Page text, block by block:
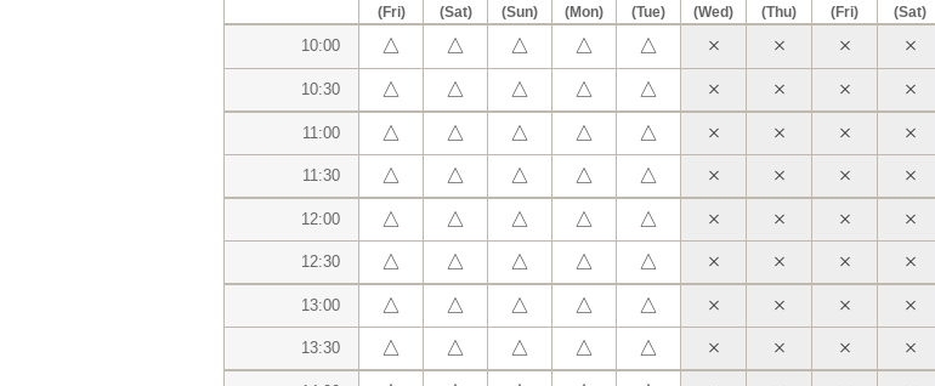
(Fri)
(Sat)
(Sun)
(Mon)
(Tue)
(Wed)
(Thu)
(Fri)
(Sat)
10:00
10:30
11:00
11:30
12:00
12:30
13:00
13:30
△
△
△
△
△
△
△
△
△
△
△
△
△
△
△
△
△
△
△
△
△
△
△
△
△
△
△
△
△
△
△
△
△
△
△
△
△
△
△
△